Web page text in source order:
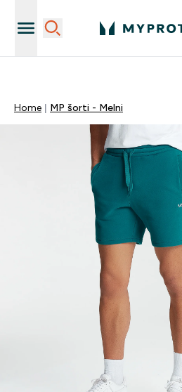
Home MP šorti - Melni